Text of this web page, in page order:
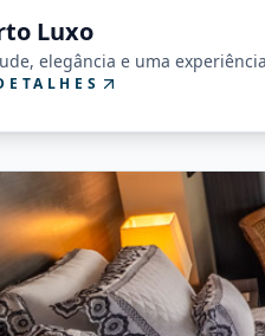
Luxo
elegância e uma